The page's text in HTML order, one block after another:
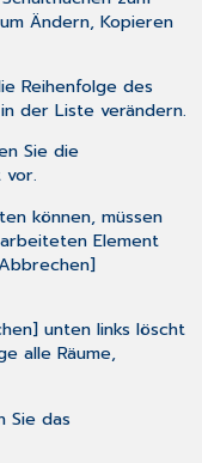
Ändern, Kopieren
Reihenfolge des
der Liste verändern.
Sie die
vor.
können, müssen
Element
unten links löscht
alle Räume,
Sie das